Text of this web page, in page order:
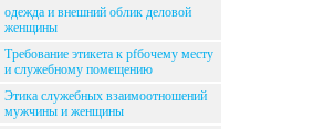
одежда и внешний облик деловой
женщины
Требование этикета к рfбочему месту
и служебному помещению
Этика служебных взаимоотношений
мужчины и женщины